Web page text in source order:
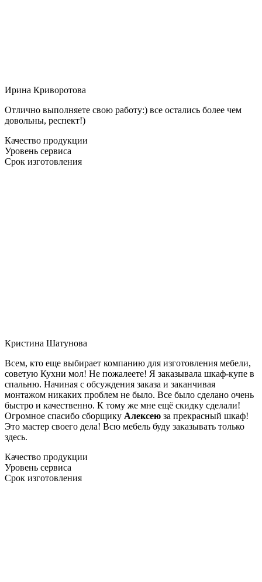
Ирина Криворотова
Отлично выполняете свою работу:) все остались более чем
довольны, респект!)
Качество продукции
Уровень сервиса
Срок изготовления
Кристина Шатунова
Всем, кто еще выбирает компанию для изготовления мебели,
советую Кухни мол! Не пожалеете! Я заказывала шкаф-купе в
спальню. Начиная с обсуждения заказа и заканчивая
монтажом никаких проблем не было. Все было сделано очень
быстро и качественно. К тому же мне ещё скидку сделали!
Огромное спасибо сборщику Алексею за прекрасный шкаф!
Это мастер своего дела! Всю мебель буду заказывать только
здесь.
Качество продукции
Уровень сервиса
Срок изготовления